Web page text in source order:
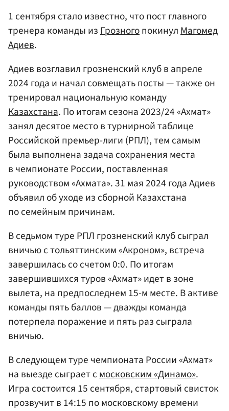
1 сентября стало известно, что пост главного
тренера команды из Грозногопокинул Магомед
Адиев.
Адиев возглавил грозненский клуб в апреле
2024 года и начал совмещать посты — также он
тренировал национальную команду
Казахстана. По итогам сезона 2023/24 «Ахмат»
занял десятое место в турнирной таблице
Российской премьер-лиги (РПЛ), тем самым
была выполнена задача сохранения места
в чемпионате России, поставленная
руководством «Ахмата». 31 мая 2024 года Адиев
объявил об уходе из сборной Казахстана
по семейным причинам.
В седьмом туре РПЛ грозненский клуб сыграл
вничью с тольяттинским«Акроном», встреча
завершилась со счетом 0:0. По итогам
завершившихся туров «Ахмат» идет в зоне
вылета, на предпоследнем 15-м месте. В активе
команды пять баллов — дважды команда
потерпела поражение и пять раз сыграла
вничью.
В следующем туре чемпионата России «Ахмат»
на выезде сыграет смосковским «Динамо».
Игра состоится 15 сентября, стартовый свисток
прозвучит в 14:15 по московскому времени